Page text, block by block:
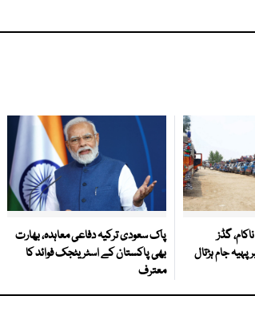
گڈز
پہیہ جام ہڑتال
پاک سعودی ترکیہ دفاعی معاہدہ، بھارت
بھی پاکستان کے اسٹریٹجک فوائد کا
معترف